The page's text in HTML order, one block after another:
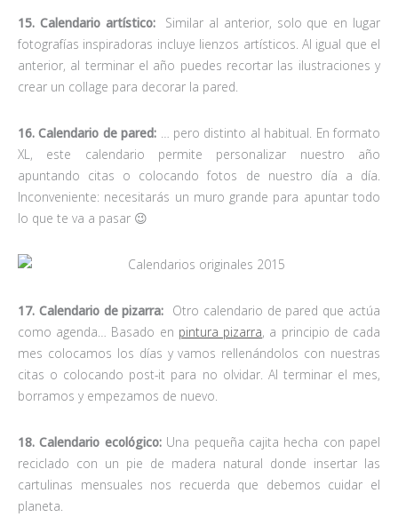
15. Calendario artístico:
Similar al anterior, solo que en lugar
fotografías inspiradoras incluye lienzos artísticos. Al igual que el
anterior, al terminar el año puedes recortar las ilustraciones y
crear un collage para decorar la pared.
16. Calendario de pared: … pero distinto al habitual. En formato
XL, este calendario permite personalizar nuestro año
apuntando citas o colocando fotos de nuestro día a día.
Inconveniente: necesitarás un muro grande para apuntar todo
lo que te va a pasar 😉
17. Calendario de pizarra: Otro calendario de pared que actúa
como agenda… Basado en pintura pizarra, a principio de cada
mes colocamos los días y vamos rellenándolos con nuestras
citas o colocando post-it para no olvidar. Al terminar el mes,
borramos y empezamos de nuevo.
18. Calendario ecológico: Una pequeña cajita hecha con papel
reciclado con un pie de madera natural donde insertar las
cartulinas mensuales nos recuerda que debemos cuidar el
planeta.